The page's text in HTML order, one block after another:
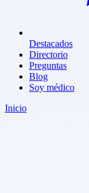
Destacados
Directorio
Preguntas
Blog
Soy médico
Inicio